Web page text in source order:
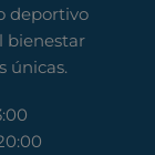
deportivo
bienestar
únicas.